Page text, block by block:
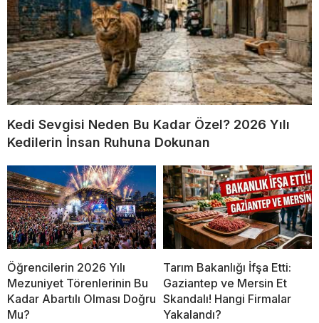
Kedi Sevgisi Neden Bu Kadar Özel? 2026 Yılı
Kedilerin İnsan Ruhuna Dokunan
Öğrencilerin 2026 Yılı
Mezuniyet Törenlerinin Bu
Kadar Abartılı Olması Doğru
Mu?
Tarım Bakanlığı İfşa Etti:
Gaziantep ve Mersin Et
Skandalı! Hangi Firmalar
Yakalandı?